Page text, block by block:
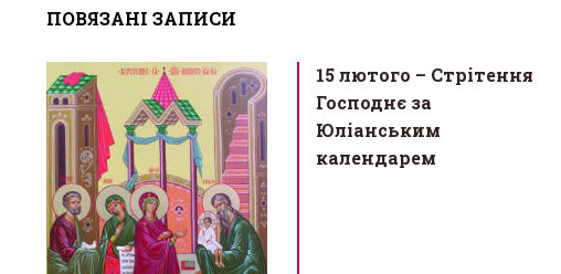
b
o
o
k
er
e
ПОВЯЗАНІ ЗАПИСИ
15 лютого – Cтрітення
Господнє за
Юліанським
календарем